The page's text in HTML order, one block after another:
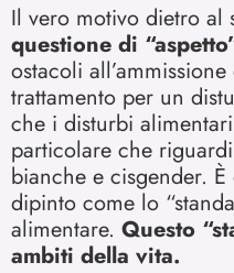
Il vero motivo dietro al
questione di
ostacoli
trattamento per un
che i disturbi
particolare che
bianche e cisgender.
dipinto come lo
alimentare. Questo
ambiti della vita.